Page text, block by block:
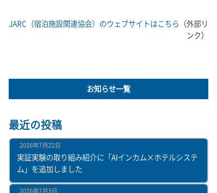
JARC（宿泊施設関連協会）のウェブサイトはこちら （外部リ
ンク）
お知らせ一覧
最近の投稿
実証実験の取り組み紹介に「AIインカム×ホテルシステ
ム」を追加しました
2026年7月22日
2026年7月3日